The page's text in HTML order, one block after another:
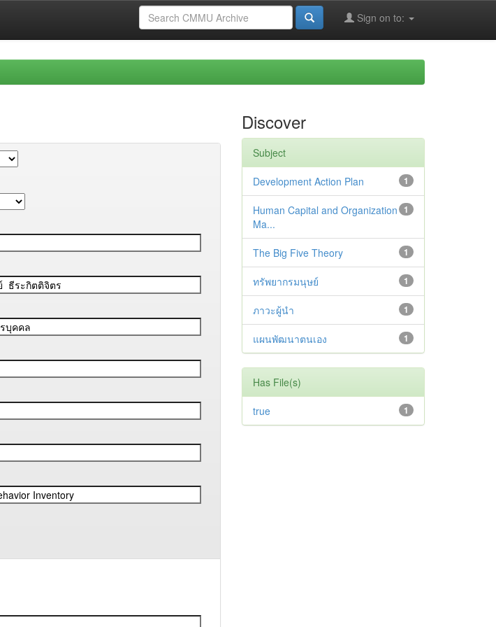
Sign on to:
Discover
Subject
1
Development Action Plan
1
Human Capital and Organization
Ma...
1
The Big Five Theory
1
ทรัพยากรมนุษย์
1
ภาวะผู้นำ
1
แผนพัฒนาตนเอง
Has File(s)
1
true